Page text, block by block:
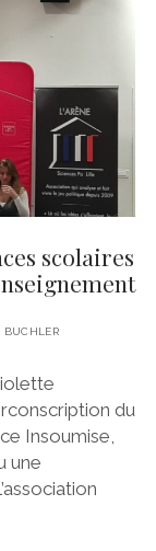
scolaires
du
Insoumise,
une